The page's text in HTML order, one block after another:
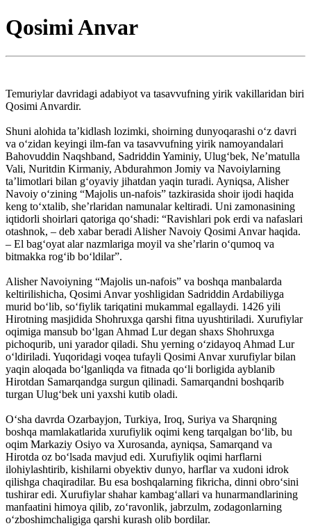
Qosimi Anvar
Temuriylar davridagi adabiyot va tasavvufning yirik vakillaridan biri
Qosimi Anvardir.
Shuni alohida taʼkidlash lozimki, shoirning dunyoqarashi oʻz davri
va oʻzidan keyingi ilm-fan va tasavvufning yirik namoyandalari
Bahovuddin Naqshband, Sadriddin Yaminiy, Ulugʻbek, Neʼmatulla
Vali, Nuritdin Kirmaniy, Abdurahmon Jomiy va Navoiylarning
taʼlimotlari bilan gʻoyaviy jihatdan yaqin turadi. Ayniqsa, Alisher
Navoiy oʻzining “Majolis un-nafois” tazkirasida shoir ijodi haqida
keng toʻxtalib, sheʼrlaridan namunalar keltiradi. Uni zamonasining
iqtidorli shoirlari qatoriga qoʻshadi: “Ravishlari pok erdi va nafaslari
otashnok, – deb xabar beradi Alisher Navoiy Qosimi Anvar haqida.
– El bagʻoyat alar nazmlariga moyil va sheʼrlarin oʻqumoq va
bitmakka rogʻib boʻldilar”.
Alisher Navoiyning “Majolis un-nafois” va boshqa manbalarda
keltirilishicha, Qosimi Anvar yoshligidan Sadriddin Ardabiliyga
murid boʻlib, soʻfiylik tariqatini mukammal egallaydi. 1426 yili
Hirotning masjidida Shohruxga qarshi fitna uyushtiriladi. Xurufiylar
oqimiga mansub boʻlgan Ahmad Lur degan shaxs Shohruxga
pichoqurib, uni yarador qiladi. Shu yerning oʻzidayoq Ahmad Lur
oʻldiriladi. Yuqoridagi voqea tufayli Qosimi Anvar xurufiylar bilan
yaqin aloqada boʻlganliqda va fitnada qoʻli borligida ayblanib
Hirotdan Samarqandga surgun qilinadi. Samarqandni boshqarib
turgan Ulugʻbek uni yaxshi kutib oladi.
Oʻsha davrda Ozarbayjon, Turkiya, Iroq, Suriya va Sharqning
boshqa mamlakatlarida xurufiylik oqimi keng tarqalgan boʻlib, bu
oqim Markaziy Osiyo va Xurosanda, ayniqsa, Samarqand va
Hirotda oz boʻlsada mavjud edi. Xurufiylik oqimi harflarni
ilohiylashtirib, kishilarni obyektiv dunyo, harflar va xudoni idrok
qilishga chaqiradilar. Bu esa boshqalarning fikricha, dinni obroʻsini
tushirar edi. Xurufiylar shahar kambagʻallari va hunarmandlarining
manfaatini himoya qilib, zoʻravonlik, jabrzulm, zodagonlarning
oʻzboshimchaligiga qarshi kurash olib bordilar.